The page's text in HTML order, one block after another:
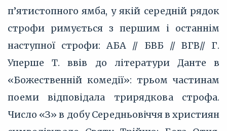
п’ятистопного ямба, у якій середній рядок
строфи римується з першим і останнім
наступної строфи: АБА // БВБ // ВГВ// Г.
Уперше Т. ввів до літератури Данте в
«Божественній комедії»: трьом частинам
поеми відповідала трирядкова строфа.
Число «З» в добу Середньовіччя в християн